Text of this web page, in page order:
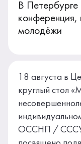
В Петербурге
конференция,
молодёжи
18 августа в
круглый стол
ОССНП /